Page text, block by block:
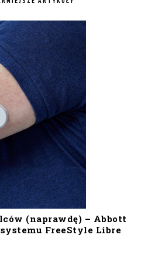
(naprawdę) – Abbott
FreeStyle Libre